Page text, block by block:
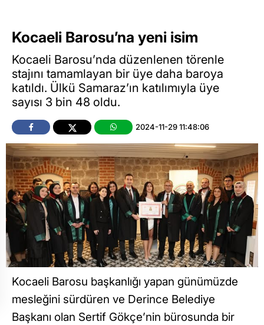
Kocaeli Barosu’na yeni isim
Kocaeli Barosu’nda düzenlenen törenle
stajını tamamlayan bir üye daha baroya
katıldı. Ülkü Samaraz’ın katılımıyla üye
sayısı 3 bin 48 oldu.
2024-11-29 11:48:06
Kocaeli Barosu başkanlığı yapan günümüzde
mesleğini sürdüren ve Derince Belediye
Başkanı olan Sertif Gökçe’nin bürosunda bir